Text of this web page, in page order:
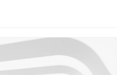
通气”位置，工作结束后拧至